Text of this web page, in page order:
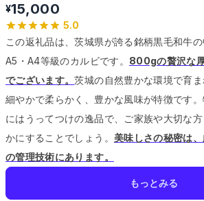
¥15,000
5.0
この返礼品は、茨城県が誇る銘柄黒毛和牛
A5・A4等級のカルビです。 800gの贅沢な
でございます。茨城の自然豊かな環境で育
細やかで柔らかく、豊かな風味が特徴です。
にはうってつけの逸品で、ご家族や大切な
かにすることでしょう。 美味しさの秘密は
の管理技術にあります。
もっとみる